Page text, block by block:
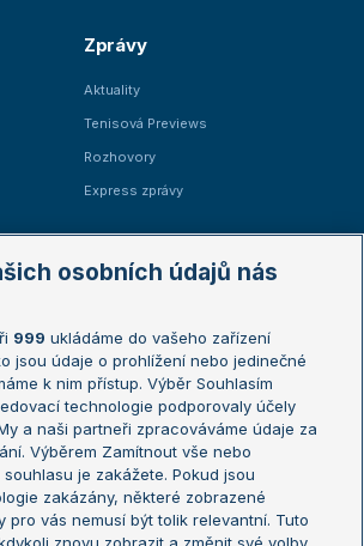
Zprávy
Aktuality
Tenisová Previews
Rozhovory
Express zprávy
Australian Open
French Open
Wimbledon
US Open
Turnaj mistrů
Turnaj mistryň
osobních údajů nás
999 ukládáme do vašeho zařízení
jsou údaje o prohlížení nebo jedinečné
k nim přístup. Výběr Souhlasím
technologie podporovaly účely
a naši partneři zpracováváme údaje za
Výběrem Zamítnout vše nebo
je zakážete. Pokud jsou
zakázány, některé zobrazené
pro vás nemusí být tolik relevantní. Tuto